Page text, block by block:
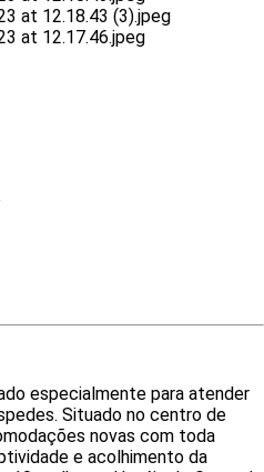
especialmente para atender
Situado no centro de
novas com toda
e acolhimento da